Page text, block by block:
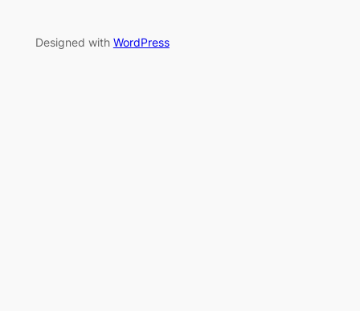
Designed with WordPress